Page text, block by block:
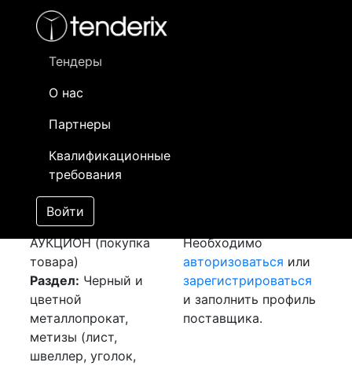
Тендеры
О нас
Партнеры
Квалификационные
требования
Войти
- активный лот
- сохраненный лот (не опубликован)
Закупка:
Алюминиевая шина
[Завершен]
Победитель выбран
Лот №:4556
АУКЦИОН (покупка
товара)
Раздел: Черный и
цветной
металлопрокат,
метизы (лист,
швеллер, уголок,
Необходимо
авторизоваться или
зарегистрироваться
и заполнить профиль
поставщика.